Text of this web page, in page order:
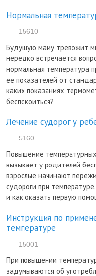
Нормальная
15610
Будущую маму тревожит
нередко встречается
нормальная температура
ее показателей от
каких показаниях
беспокоиться?
Лечение судорог у
5160
Повышение
вызывает у родителей
взрослые начинают
судороги при
и как оказать первую
Инструкция по
температуре
15001
При повышении
задумываются об